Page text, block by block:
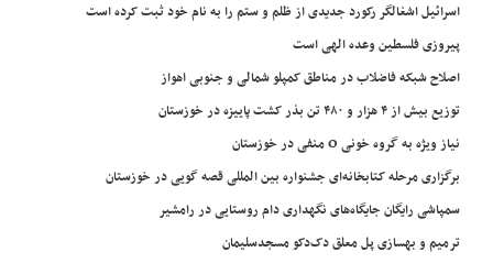
اسرائیل اشغالگر رکورد جدیدی از ظلم و ستم را به نام خود ثبت کرده است
پیروزی فلسطین وعده الهی است
اصلاح شبکه فاضلاب در مناطق کمپلو شمالی و جنوبی اهواز
توزیع بیش از ۴ هزار و ۴۸۰ تن بذر کشت پاییزه در خوزستان
نیاز ویژه به گروه خونی O منفی در خوزستان
برگزاری مرحله کتابخانه‌ای جشنواره بین المللی قصه گویی در خوزستان
سمپاشی رایگان جایگاه‌های نگهداری دام روستایی در رامشیر
ترمیم و بهسازی پل معلق دک‌دکو مسجدسلیمان